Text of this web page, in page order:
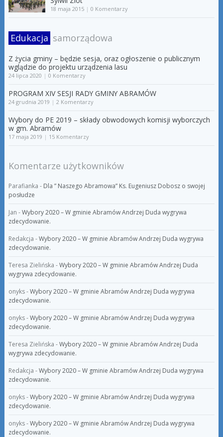
18 maja 2015| 0 Komentarzy
Edukacja samorządowa
Z życia gminy – będzie sesja, oraz ogłoszenie o publicznym
wglądzie do projektu urządzenia lasu
24 lipca 2020 | 0 Komentarzy
PROGRAM XIV SESJI RADY GMINY ABRAMÓW
24 grudnia 2019 | 2 Komentarzy
Wybory do PE 2019 – składy obwodowych komisji wyborczych
w gm. Abramów
17 maja 2019 | 15 Komentarzy
Komentarze użytkowników
Parafianka - Dla ” Naszego Abramowa” Ks. Eugeniusz Dobosz o swojej
posłudze
Jan -Wybory 2020 – W gminie Abramów Andrzej Duda wygrywa
zdecydowanie.
Redakcja -Wybory 2020 – W gminie Abramów Andrzej Duda wygrywa
zdecydowanie.
Teresa Zielińska -Wybory 2020 – W gminie Abramów Andrzej Duda
wygrywa zdecydowanie.
onyks-Wybory 2020 – W gminie Abramów Andrzej Duda wygrywa
zdecydowanie.
onyks-Wybory 2020 – W gminie Abramów Andrzej Duda wygrywa
zdecydowanie.
Teresa Zielińska -Wybory 2020 – W gminie Abramów Andrzej Duda
wygrywa zdecydowanie.
Redakcja -Wybory 2020 – W gminie Abramów Andrzej Duda wygrywa
zdecydowanie.
onyks-Wybory 2020 – W gminie Abramów Andrzej Duda wygrywa
zdecydowanie.
onyks-Wybory 2020 – W gminie Abramów Andrzej Duda wygrywa
zdecydowanie.